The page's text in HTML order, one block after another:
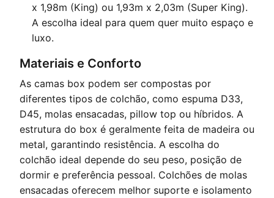
x 1,98m (King) ou 1,93m x 2,03m (Super King).
A escolha ideal para quem quer muito espaço e
luxo.
Materiais e Conforto
As camas box podem ser compostas por
diferentes tipos de colchão, como espuma D33,
D45, molas ensacadas, pillow top ou híbridos. A
estrutura do box é geralmente feita de madeira ou
metal, garantindo resistência. A escolha do
colchão ideal depende do seu peso, posição de
dormir e preferência pessoal. Colchões de molas
ensacadas oferecem melhor suporte e isolamento